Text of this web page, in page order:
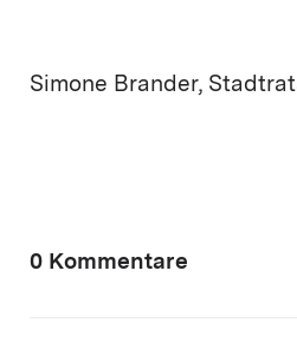
Simone Brander,
0 Kommentare